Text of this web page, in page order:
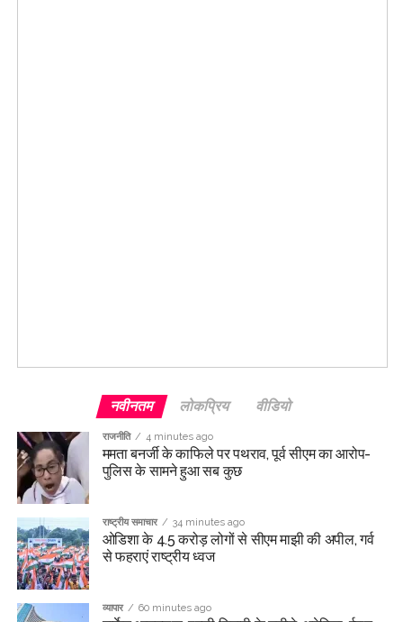
नवीनतम लोकप्रिय वीडियो
राजनीति 4 minutes ago
ममता बनर्जी के काफिले पर पथराव, पूर्व सीएम का आरोप-
पुलिस के सामने हुआ सब कुछ
राष्ट्रीय समाचार 34 minutes ago
ओडिशा के 4.5 करोड़ लोगों से सीएम माझी की अपील, गर्व
से फहराएं राष्ट्रीय ध्वज
व्यापार 60 minutes ago